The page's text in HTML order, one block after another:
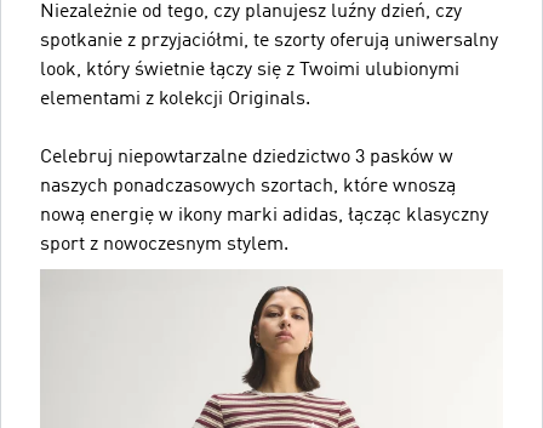
Niezależnie od tego, czy planujesz luźny dzień, czy
spotkanie z przyjaciółmi, te szorty oferują uniwersalny
look, który świetnie łączy się z Twoimi ulubionymi
elementami z kolekcji Originals.
Celebruj niepowtarzalne dziedzictwo 3 pasków w
naszych ponadczasowych szortach, które wnoszą
nową energię w ikony marki adidas, łącząc klasyczny
sport z nowoczesnym stylem.